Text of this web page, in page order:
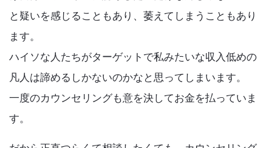
と疑いを感じることもあり、萎えてしまうこともあり
ます。
ハイソな人たちがターゲットで私みたいな収入低めの
凡人は諦めるしかないのかなと思ってしまいます。
一度のカウンセリングも意を決してお金を払っていま
す。